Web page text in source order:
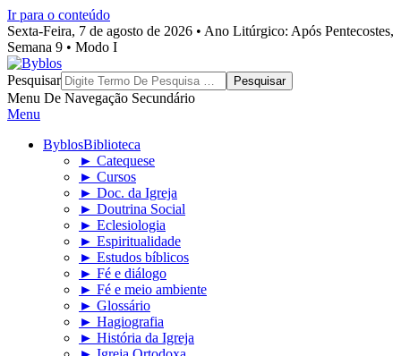
Ir para o conteúdo
Sexta-Feira, 7 de agosto de 2026 • Ano Litúrgico: Após Pentecostes,
Semana 9 • Modo I
Byblos
Pesquisar
Menu De Navegação Secundário
Menu
ByblosBiblioteca
► Catequese
► Cursos
► Doc. da Igreja
► Doutrina Social
► Eclesiologia
► Espiritualidade
► Estudos bíblicos
► Fé e diálogo
► Fé e meio ambiente
► Glossário
► Hagiografia
► História da Igreja